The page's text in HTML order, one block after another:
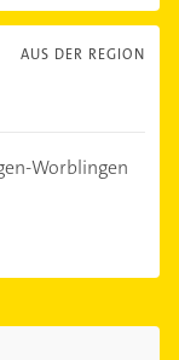
AUS DER REGION
Worblingen